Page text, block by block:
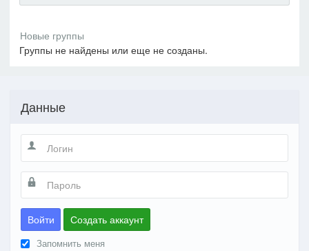
Группы не найдены или еще не созданы.
Данные
Войти Создать аккаунт
Запомнить меня